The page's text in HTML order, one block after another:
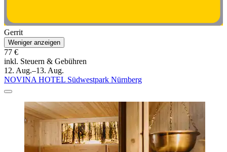
Gerrit
Weniger anzeigen
77 €
inkl. Steuern & Gebühren
12. Aug.–13. Aug.
NOVINA HOTEL Südwestpark Nürnberg